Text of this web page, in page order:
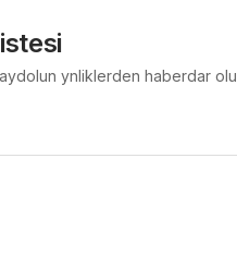
ynliklerden haberdar